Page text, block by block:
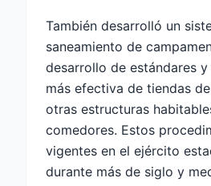
También desarrolló un
saneamiento de
desarrollo de estándares
más efectiva de tiendas
otras estructuras
comedores. Estos
vigentes en el ejército
durante más de siglo y